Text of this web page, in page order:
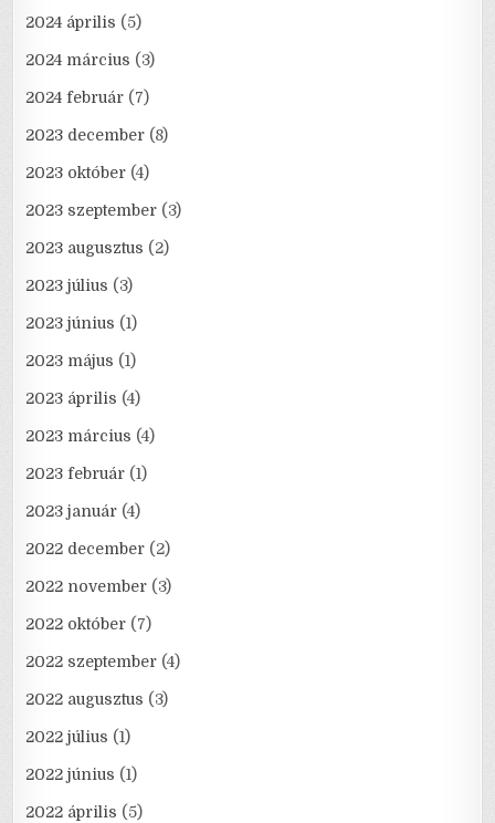
2024 április (5)
2024 március (3)
2024 február (7)
2023 december (8)
2023 október (4)
2023 szeptember (3)
2023 augusztus (2)
2023 július (3)
2023 június (1)
2023 május (1)
2023 április (4)
2023 március (4)
2023 február (1)
2023 január (4)
2022 december (2)
2022 november (3)
2022 október (7)
2022 szeptember (4)
2022 augusztus (3)
2022 július (1)
2022 június (1)
2022 április (5)